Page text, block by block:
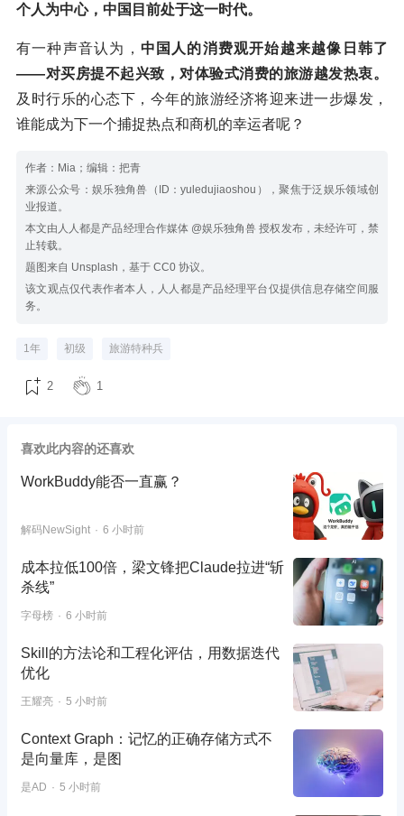
个人为中心，中国目前处于这一时代。
有一种声音认为， 中国人的消费观开始越来越像日韩了
——对买房提不起兴致，对体验式消费的旅游越发热衷。
及时行乐的心态下，今年的旅游经济将迎来进一步爆发，
谁能成为下一个捕捉热点和商机的幸运者呢？
作者：Mia；编辑：把青
来源公众号：娱乐独角兽（ID：yuledujiaoshou），聚焦于泛娱乐领域创
业报道。
本文由人人都是产品经理合作媒体 @娱乐独角兽 授权发布，未经许可，禁
止转载。
题图来自 Unsplash，基于 CC0 协议。
该文观点仅代表作者本人，人人都是产品经理平台仅提供信息存储空间服
务。
1年 初级 旅游特种兵
2 1
喜欢此内容的还喜欢
WorkBuddy能否一直赢？
解码NewSight 6 小时前
成本拉低100倍，梁文锋把Claude拉进“斩
杀线”
字母榜 6 小时前
Skill的方法论和工程化评估，用数据迭代
优化
王耀亮 5 小时前
Context Graph：记忆的正确存储方式不
是向量库，是图
是AD 5 小时前